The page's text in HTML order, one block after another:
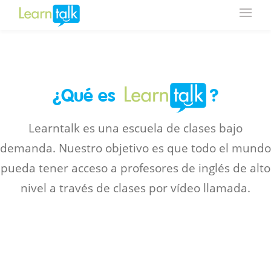
¿Qué es ?
Learntalk es una escuela de clases bajo
demanda. Nuestro objetivo es que todo el mundo
pueda tener acceso a profesores de inglés de alto
nivel a través de clases por vídeo llamada.